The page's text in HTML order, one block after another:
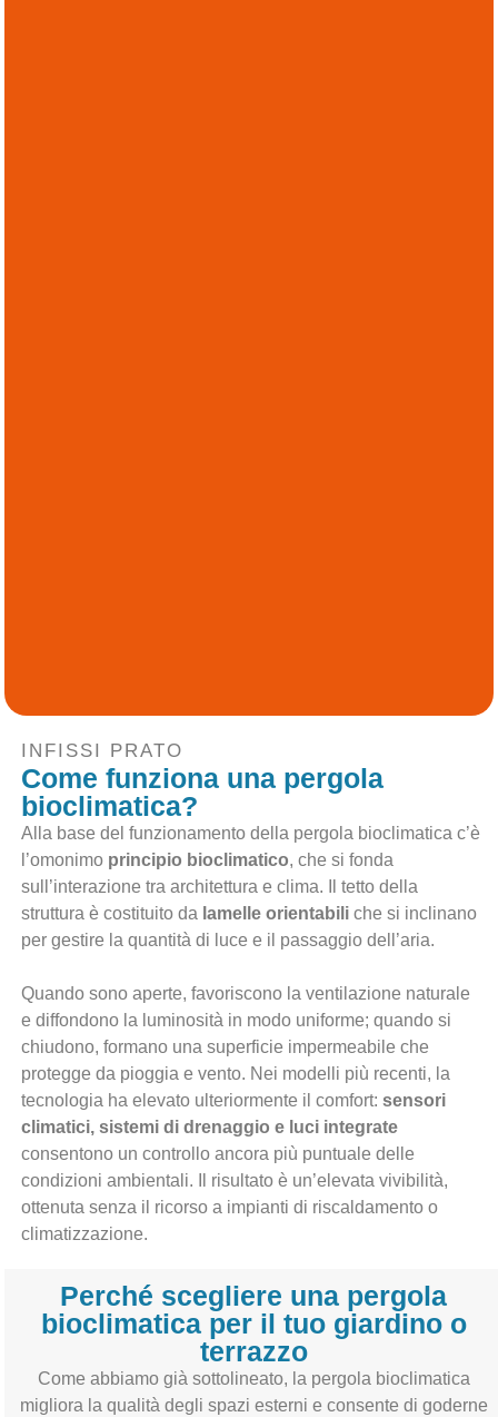
INFISSI PRATO
Come funziona una pergola
bioclimatica?
Alla base del funzionamento della pergola bioclimatica c’è
l’omonimo principio bioclimatico, che si fonda
sull’interazione tra architettura e clima. Il tetto della
struttura è costituito da lamelle orientabiliche si inclinano
per gestire la quantità di luce e il passaggio dell’aria.
Quando sono aperte, favoriscono la ventilazione naturale
e diffondono la luminosità in modo uniforme; quando si
chiudono, formano una superficie impermeabile che
protegge da pioggia e vento. Nei modelli più recenti, la
tecnologia ha elevato ulteriormente il comfort: sensori
climatici, sistemi di drenaggio e luci integrate
consentono un controllo ancora più puntuale delle
condizioni ambientali. Il risultato è un’elevata vivibilità,
ottenuta senza il ricorso a impianti di riscaldamento o
climatizzazione.
Perché scegliere una pergola
bioclimatica per il tuo giardino o
terrazzo
Come abbiamo già sottolineato, la pergola bioclimatica
migliora la qualità degli spazi esterni e consente di goderne